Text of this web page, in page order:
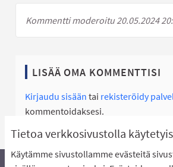
Tietoa verkkosivustolla
Käytämme sivustollamme evästeitä
Kommentti moderoitu 20.05.2024
LISÄÄ OMA KOMMENTTISI
Kirjaudu sisään tai rekisteröidy
kommentoidaksesi.